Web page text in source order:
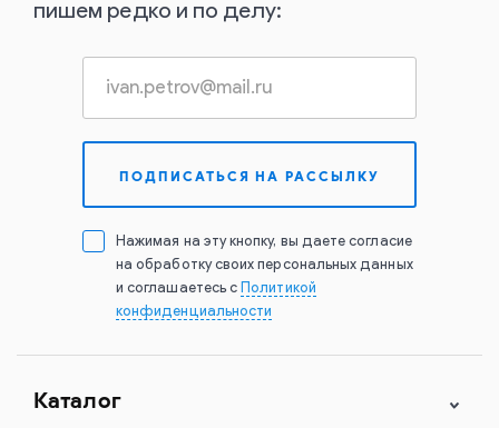
пишем редко и по делу:
Нажимая на эту кнопку, вы даете согласие
на обработку своих персональных данных
и соглашаетесь с Политикой
конфиденциальности
Каталог